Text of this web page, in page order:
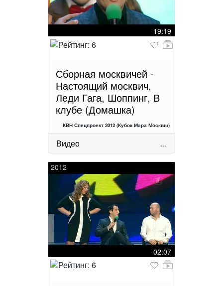
19:19
Сборная москвичей -
Настоящий москвич,
Леди Гага, Шоппинг, В
клубе (Домашка)
КВН Спецпроект 2012 (Кубок Мэра Москвы)
Видео ...
2012
02:07